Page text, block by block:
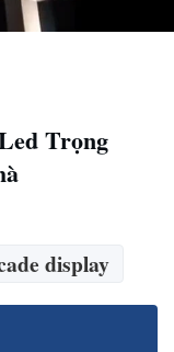
Trọng
display